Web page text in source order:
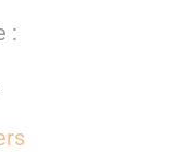
sereine et
cadre de vie hors
n'hésitez pas à
: